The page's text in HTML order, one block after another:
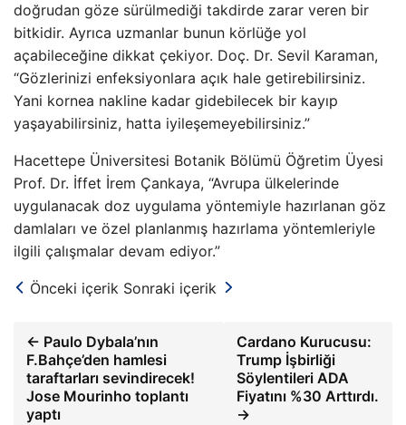
doğrudan göze sürülmediği takdirde zarar veren bir
bitkidir. Ayrıca uzmanlar bunun körlüğe yol
açabileceğine dikkat çekiyor. Doç. Dr. Sevil Karaman,
“Gözlerinizi enfeksiyonlara açık hale getirebilirsiniz.
Yani kornea nakline kadar gidebilecek bir kayıp
yaşayabilirsiniz, hatta iyileşemeyebilirsiniz.”
Hacettepe Üniversitesi Botanik Bölümü Öğretim Üyesi
Prof. Dr. İffet İrem Çankaya, “Avrupa ülkelerinde
uygulanacak doz uygulama yöntemiyle hazırlanan göz
damlaları ve özel planlanmış hazırlama yöntemleriyle
ilgili çalışmalar devam ediyor.”
Önceki içerik Sonraki içerik
← Paulo Dybala’nın
F.Bahçe’den hamlesi
taraftarları sevindirecek!
Jose Mourinho toplantı
yaptı
Cardano Kurucusu:
Trump İşbirliği
Söylentileri ADA
Fiyatını %30 Arttırdı.
→